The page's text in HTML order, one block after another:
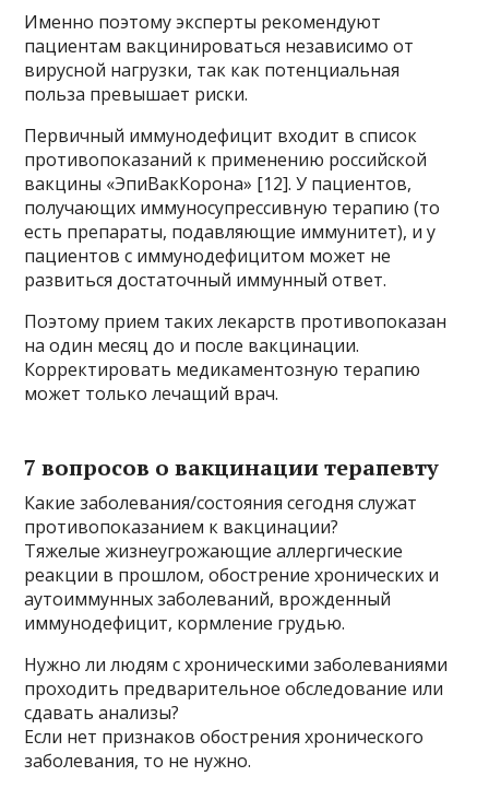
Именно поэтому эксперты рекомендуют
пациентам вакцинироваться независимо от
вирусной нагрузки, так как потенциальная
польза превышает риски.
Первичный иммунодефицит входит в список
противопоказаний к применению российской
вакцины «ЭпиВакКорона» [12]. У пациентов,
получающих иммуносупрессивную терапию (то
есть препараты, подавляющие иммунитет), и у
пациентов с иммунодефицитом может не
развиться достаточный иммунный ответ.
Поэтому прием таких лекарств противопоказан
на один месяц до и после вакцинации.
Корректировать медикаментозную терапию
может только лечащий врач.
7 вопросов о вакцинации терапевту
Какие заболевания/состояния сегодня служат
противопоказанием к вакцинации?
Тяжелые жизнеугрожающие аллергические
реакции в прошлом, обострение хронических и
аутоиммунных заболеваний, врожденный
иммунодефицит, кормление грудью.
Нужно ли людям с хроническими заболеваниями
проходить предварительное обследование или
сдавать анализы?
Если нет признаков обострения хронического
заболевания, то не нужно.